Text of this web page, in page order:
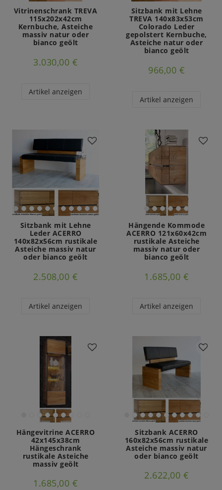
Vitrinenschrank TREVA
115x202x42cm
Kernbuche, Asteiche
massiv natur oder
bianco geölt
3.030,00 €
Artikel anzeigen
Sitzbank mit Lehne
TREVA 140x83x53cm
Colorado Leder
gepolstert Kernbuche,
Asteiche natur oder
bianco geölt
966,00 €
Artikel anzeigen
Sitzbank mit Lehne
Leder ACERRO
140x82x56cm rustikale
Asteiche massiv natur
oder bianco geölt
2.508,00 €
Artikel anzeigen
Hängende Kommode
ACERRO 121x60x42cm
rustikale Asteiche
massiv natur oder
bianco geölt
1.685,00 €
Artikel anzeigen
Hängevitrine ACERRO
42x145x38cm
Hängeschrank
rustikale Asteiche
massiv geölt
1.685,00 €
Sitzbank ACERRO
160x82x56cm rustikale
Asteiche massiv natur
oder bianco geölt
2.622,00 €